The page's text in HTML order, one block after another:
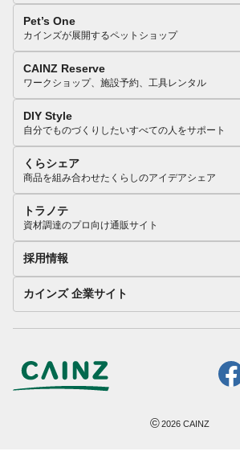
Pet’s One
カインズが展開するペットショップ
CAINZ Reserve
ワークショップ、施設予約、工具レンタル
DIY Style
自分でものづくりしたいすべての人をサポート
くらシェア
商品を組み合わせたくらしのアイデアシェア
トラノテ
資材調達のプロ向け通販サイト
採用情報
カインズ 企業サイト
©2026 CAINZ